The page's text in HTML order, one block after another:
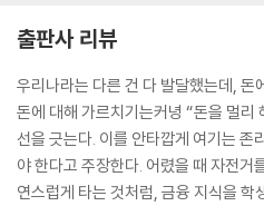
출판사 리뷰
우리나라는 다른 건 다 발달했는데, 돈
돈에 대해 가르치기는커녕 “돈을 멀리
선을 긋는다. 이를 안타깝게 여기는 존
야 한다고 주장한다. 어렸을 때 자전거
연스럽게 타는 것처럼, 금융 지식을 학